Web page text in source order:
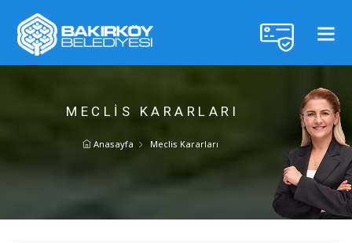
MECLIS KARARLARI
Anasayfa Meclis Kararları